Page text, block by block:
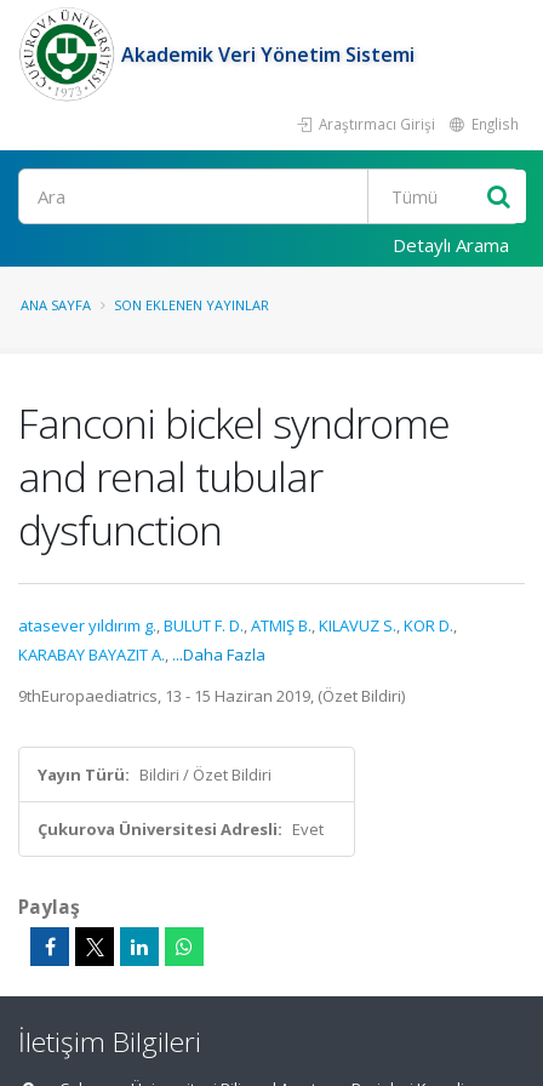
Akademik Veri Yönetim Sistemi
Araştırmacı Girişi English
Ara
Detaylı Arama
ANA SAYFA SON EKLENEN YAYINLAR
Fanconi bickel syndrome
and renal tubular
dysfunction
atasever yıldırım g.,BULUT F. D.,ATMIŞ B.,KILAVUZ S.,KOR D.,
KARABAY BAYAZIT A., ...Daha Fazla
9thEuropaediatrics, 13 - 15 Haziran 2019, (Özet Bildiri)
Yayın Türü: Bildiri / Özet Bildiri
Çukurova Üniversitesi Adresli: Evet
Paylaş
İletişim Bilgileri